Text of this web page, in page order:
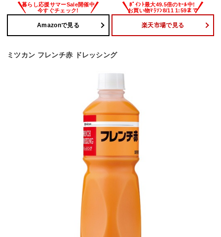
Amazonで見る 楽天市場で見る
ミツカン フレンチ赤 ドレッシング